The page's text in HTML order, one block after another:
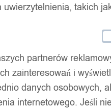
uwierzytelnienia, takich
partnerów
zainteresowań i
danych osobowych,
internetowego. Jeśli